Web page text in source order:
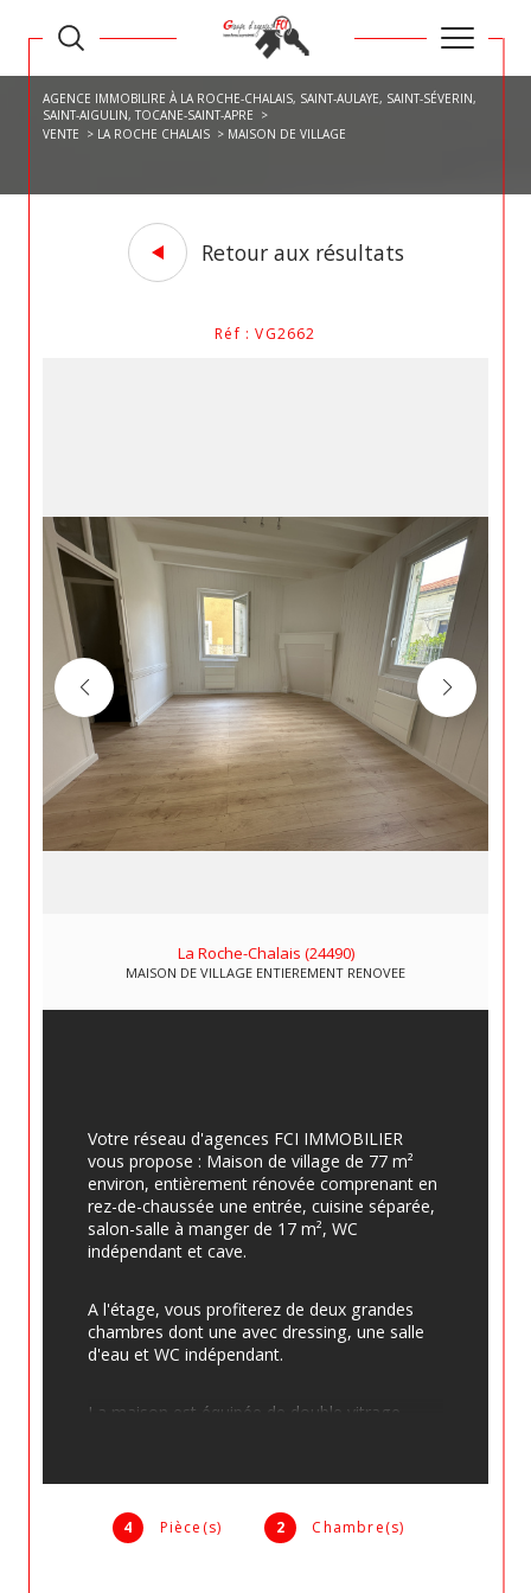
AGENCE IMMOBILIRE À LA ROCHE-CHALAIS, SAINT-AULAYE, SAINT-SÉVERIN,
SAINT-AIGULIN, TOCANE-SAINT-APRE
VENTE
LA ROCHE CHALAIS MAISON DE VILLAGE
Retour aux résultats
Réf : VG2662
La Roche-Chalais (24490)
MAISON DE VILLAGE ENTIEREMENT RENOVEE
4 Pièce(s) 2 Chambre(s)
Votre réseau d'agences FCI IMMOBILIER
vous propose : Maison de village de 77 m²
environ, entièrement rénovée comprenant en
rez-de-chaussée une entrée, cuisine séparée,
salon-salle à manger de 17 m², WC
indépendant et cave.
A l'étage, vous profiterez de deux grandes
chambres dont une avec dressing, une salle
d'eau et WC indépendant.
La maison est équipée de double vitrage,
travaux à prévoir !
Elle est idéalement placée au centre du